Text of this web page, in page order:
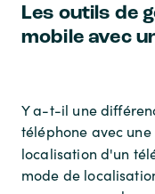
Les outils de
mobile avec
Y a-t-il une
téléphone avec
localisation d'un
mode de